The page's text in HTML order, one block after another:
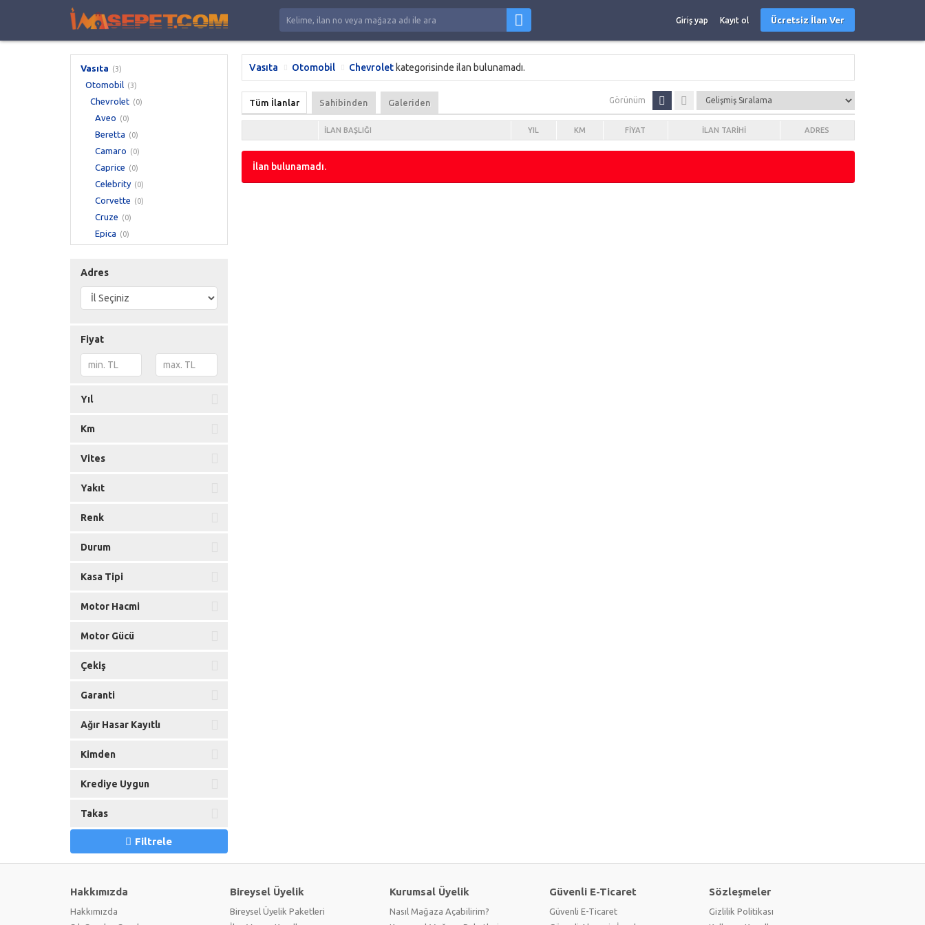
Giriş yap Kayıt ol Ücretsiz İlan Ver
Vasıta (3)
Otomobil (3)
Chevrolet (0)
Aveo (0)
Beretta (0)
Camaro (0)
Caprice (0)
Celebrity (0)
Corvette (0)
Cruze (0)
Epica (0)
Kalos (0)
Spark
Adres
Fiyat
Yıl
Km
Vites
Yakıt
Renk
Durum
Kasa Tipi
Motor Hacmi
Motor Gücü
Çekiş
Garanti
Ağır Hasar Kayıtlı
Kimden
Krediye Uygun
Takas
Filtrele
Vasıta Otomobil Chevrolet kategorisinde ilan bulunamadı.
Tüm İlanlar Sahibinden Galeriden Görünüm
İLAN BAŞLIĞI YIL KM FIYAT İLAN TARIHI ADRES
İlan bulunamadı.
Hakkımızda
Hakkımızda
Bireysel Üyelik
Bireysel Üyelik Paketleri
Kurumsal Üyelik
Nasıl Mağaza Açabilirim?
Güvenli E-Ticaret
Güvenli E-Ticaret
Sözleşmeler
Gizlilik Politikası